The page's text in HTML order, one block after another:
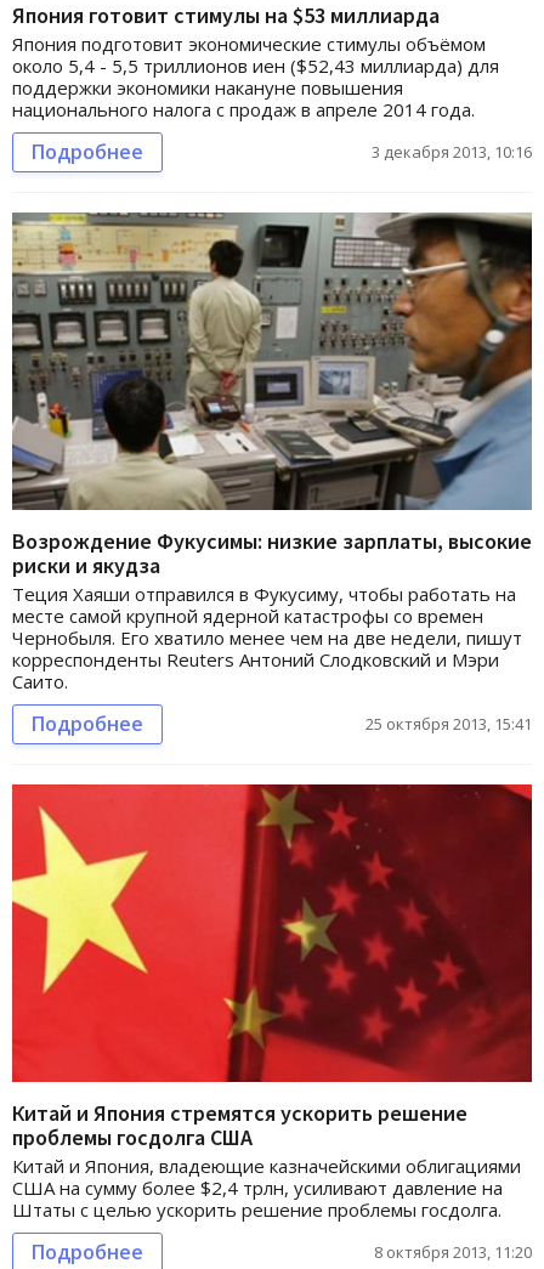
Япония готовит стимулы на $53 миллиарда
Япония подготовит экономические стимулы объёмом
около 5,4 - 5,5 триллионов иен ($52,43 миллиарда) для
поддержки экономики накануне повышения
национального налога с продаж в апреле 2014 года.
Подробнее 3 декабря 2013, 10:16
Возрождение Фукусимы: низкие зарплаты, высокие
риски и якудза
Теция Хаяши отправился в Фукусиму, чтобы работать на
месте самой крупной ядерной катастрофы со времен
Чернобыля. Его хватило менее чем на две недели, пишут
корреспонденты Reuters Антоний Слодковский и Мэри
Саито.
Подробнее 25 октября 2013, 15:41
Китай и Япония стремятся ускорить решение
проблемы госдолга США
Китай и Япония, владеющие казначейскими облигациями
США на сумму более $2,4 трлн, усиливают давление на
Штаты с целью ускорить решение проблемы госдолга.
Подробнее 8 октября 2013, 11:20